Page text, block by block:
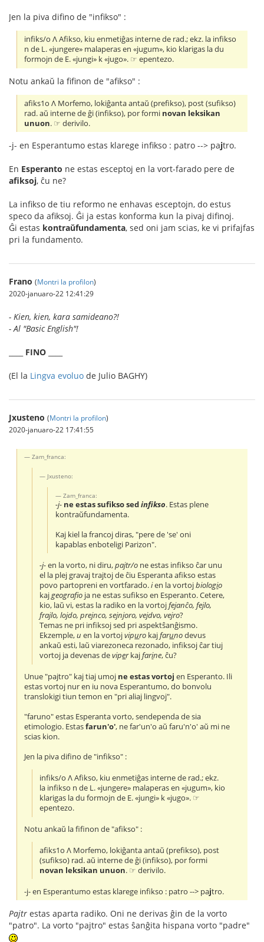
Jen la piva difino de "infikso" :
infiks/o Λ Afikso, kiu enmetiĝas interne de rad.; ekz. la infikso
n de L. «jungere» malaperas en «jugum», kio klarigas la du
formojn de E. «jungi» k «jugo». ☞ epentezo.
Notu ankaŭ la fifinon de "afikso" :
afiks1o Λ Morfemo, lokiĝanta antaŭ (prefikso), post (sufikso)
rad. aŭ interne de ĝi (infikso), por formi novan leksikan
unuon. ☞ derivilo.
-j- en Esperantumo estas klarege infikso : patro --> pajtro.
En Esperanto ne estas esceptoj en la vort-farado pere de
afiksoj, ĉu ne?
La infikso de tiu reformo ne enhavas esceptojn, do estus
speco da afiksoj. Ĝi ja estas konforma kun la pivaj difinoj.
Ĝi estas kontraŭfundamenta, sed oni jam scias, ke vi prifajfas
pri la fundamento.
Frano (Montri la profilon)
2020-januaro-22 12:41:29
- Kien, kien, kara samideano?!
- Al "Basic English"!
FINO
(El la Lingva evoluo de Julio BAGHY)
Jxusteno (Montri la profilon)
2020-januaro-22 17:41:55
Zam_franca:
Jxusteno:
Zam_franca:
-j- ne estas sufikso sedinfikso. Estas plene
kontraŭfundamenta.
Kaj kiel la francoj diras, "pere de 'se' oni
kapablas enboteligi Parizon".
-j-en la vorto, ni diru,pajtr/o ne estas infikso ĉar unu
el la plej gravaj trajtoj de ĉiu Esperanta afikso estas
povo partopreni en vortfarado.ien la vortojbiologio
kajgeografo ja ne estas sufikso en Esperanto. Cetere,
kio, laŭ vi, estas la radiko en la vortojfejanĉo, fejlo,
frajlo, lojdo, prejnco, sejnjoro, vejdvo, vejro?
Temas ne pri infiksoj sed pri aspektŝanĝismo.
Ekzemple,u en la vortojvipuro kajfarunodevus
ankaŭ esti, laŭ viarezoneca rezonado, infiksoj ĉar tiuj
vortoj ja devenas deviperkajfarine, ĉu?
Unue "pajtro" kaj tiaj umoj ne estas vortoj en Esperanto. Ili
estas vortoj nur en iu nova Esperantumo, do bonvolu
translokigi tiun temon en "pri aliaj lingvoj".
"faruno" estas Esperanta vorto, sendependa de sia
etimologio. Estasfarun'o', ne far'un'o aŭ faru'n'o' aŭ mi ne
scias kion.
Jen la piva difino de "infikso" :
infiks/o Λ Afikso, kiu enmetiĝas interne de rad.; ekz.
la infikso n de L. «jungere» malaperas en «jugum», kio
klarigas la du formojn de E. «jungi» k «jugo». ☞
epentezo.
Notu ankaŭ la fifinon de "afikso" :
afiks1o Λ Morfemo, lokiĝanta antaŭ (prefikso), post
(sufikso) rad. aŭ interne de ĝi (infikso), por formi
novan leksikan unuon. ☞ derivilo.
-j- en Esperantumo estas klarege infikso : patro --> pajtro.
Pajtr estas aparta radiko. Oni ne derivas ĝin de la vorto
"patro". La vorto "pajtro" estas ŝanĝita hispana vorto "padre"